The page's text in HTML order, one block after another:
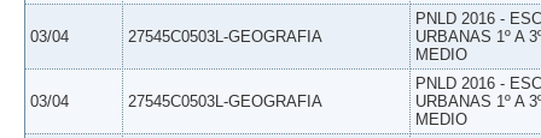
03/04 27545C0503L-GEOGRAFIA
PNLD 2016 -
URBANAS 1º A
MEDIO
03/04 27545C0503L-GEOGRAFIA
PNLD 2016 -
URBANAS 1º A
MEDIO